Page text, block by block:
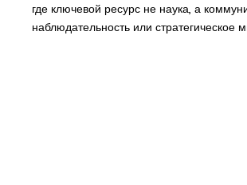
где ключевой ресурс не наука, а
наблюдательность или стратегическое